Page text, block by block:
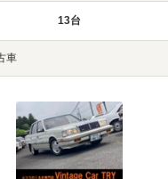
13台
車